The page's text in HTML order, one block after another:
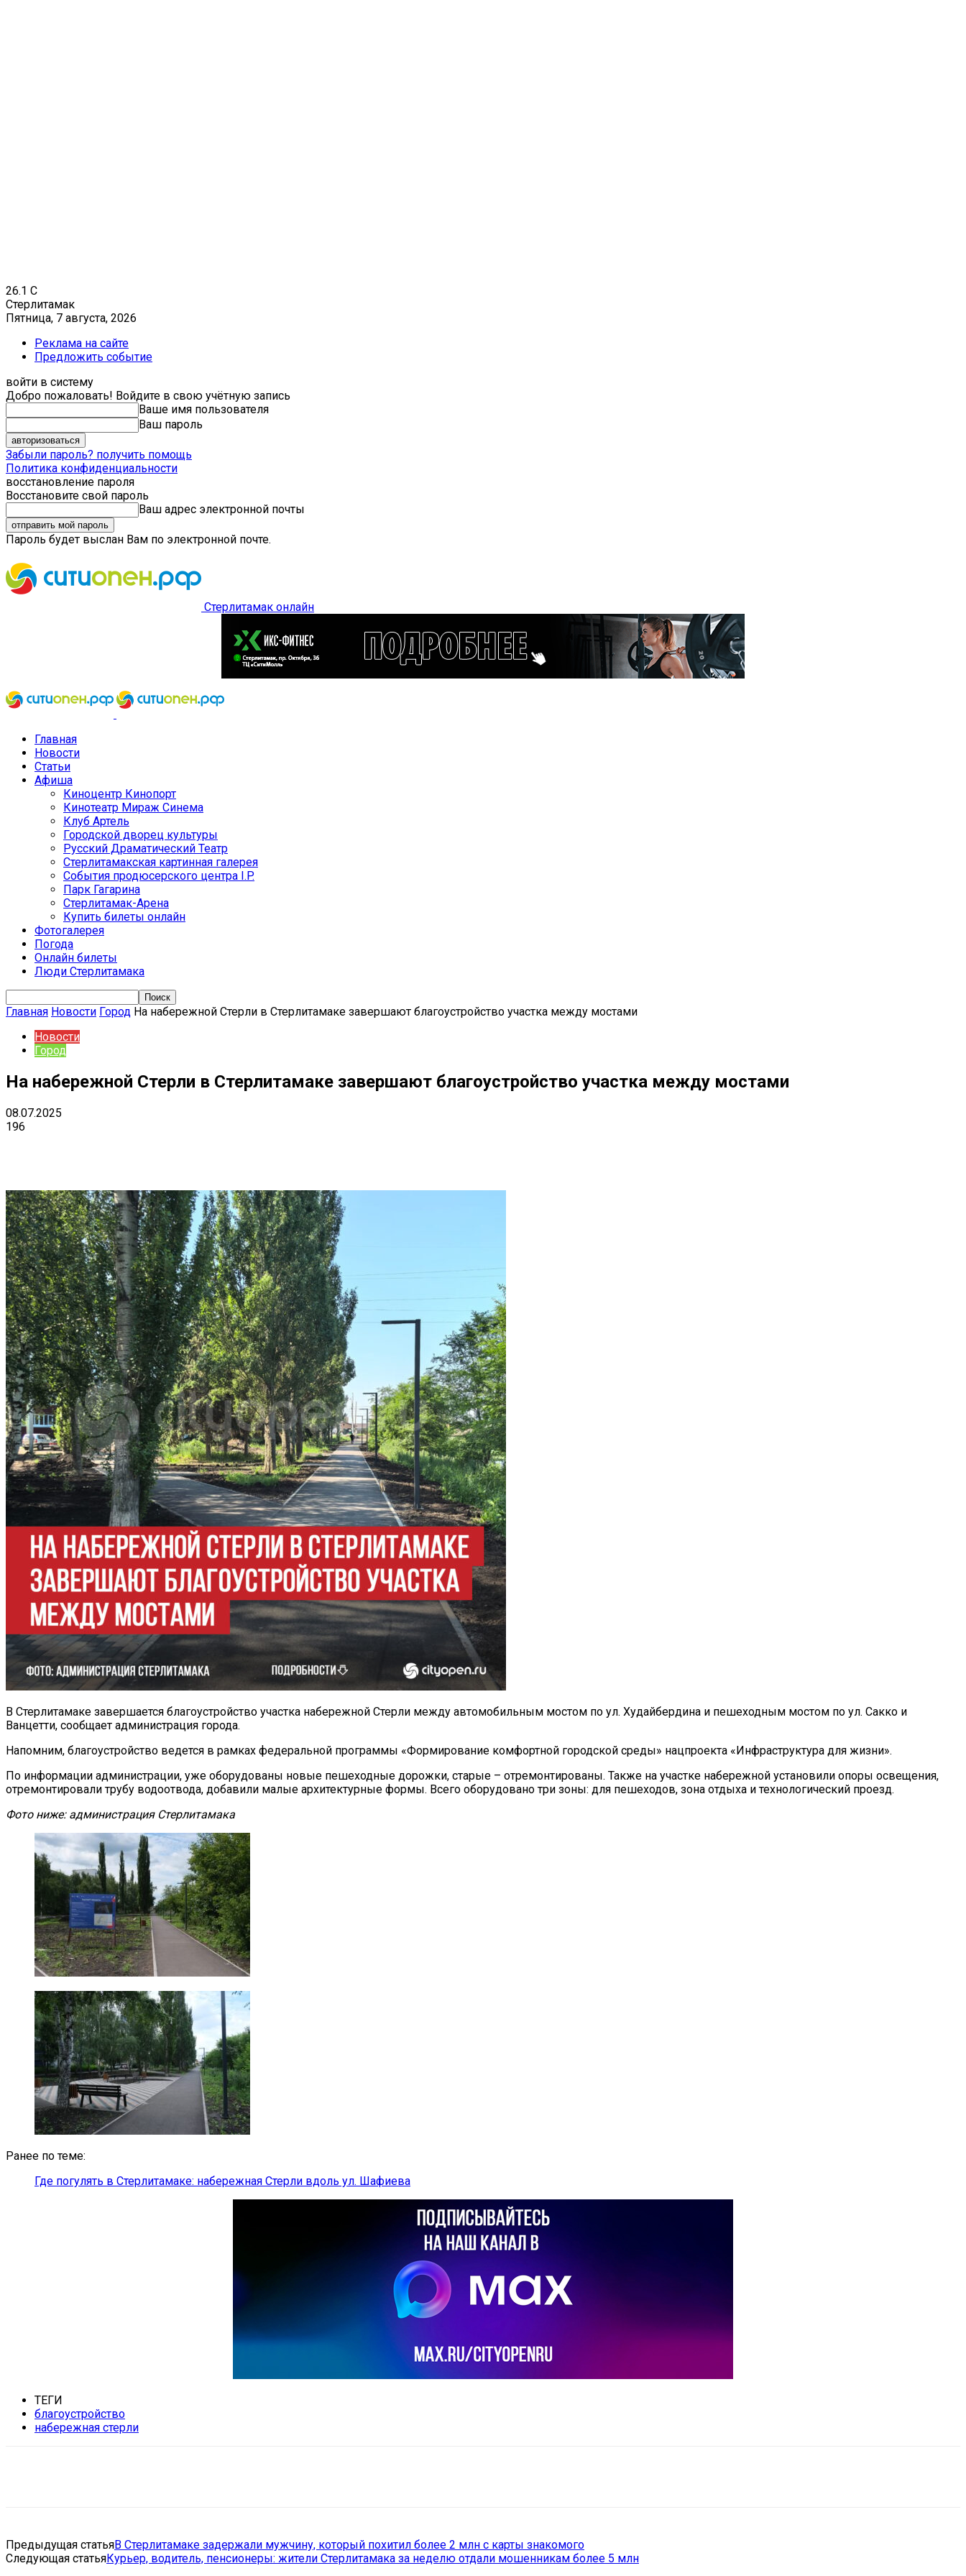
26.1 C
Стерлитамак
Пятница, 7 августа, 2026
Реклама на сайте
Предложить событие
войти в систему
Добро пожаловать! Войдите в свою учётную запись
Ваше имя пользователя
Ваш пароль
Забыли пароль? получить помощь
Политика конфиденциальности
восстановление пароля
Восстановите свой пароль
Ваш адрес электронной почты
Пароль будет выслан Вам по электронной почте.
Стерлитамак онлайн
Главная
Новости
Статьи
Афиша
Киноцентр Кинопорт
Кинотеатр Мираж Синема
Клуб Артель
Городской дворец культуры
Русский Драматический Театр
Стерлитамакская картинная галерея
События продюсерского центра I.P.
Парк Гагарина
Стерлитамак-Арена
Купить билеты онлайн
Фотогалерея
Погода
Онлайн билеты
Люди Стерлитамака
Главная Новости Город На набережной Стерли в Стерлитамаке завершают благоустройство участка между мостами
Новости
Город
На набережной Стерли в Стерлитамаке завершают благоустройство участка между мостами
08.07.2025
196
В Стерлитамаке завершается благоустройство участка набережной Стерли между автомобильным мостом по ул. Худайбердина и пешеходным мостом по ул. Сакко и
Ванцетти, сообщает администрация города.
Напомним, благоустройство ведется в рамках федеральной программы «Формирование комфортной городской среды» нацпроекта «Инфраструктура для жизни».
По информации администрации, уже оборудованы новые пешеходные дорожки, старые – отремонтированы. Также на участке набережной установили опоры освещения,
отремонтировали трубу водоотвода, добавили малые архитектурные формы. Всего оборудовано три зоны: для пешеходов, зона отдыха и технологический проезд.
Фото ниже: администрация Стерлитамака
Ранее по теме:
Где погулять в Стерлитамаке: набережная Стерли вдоль ул. Шафиева
ТЕГИ
благоустройство
набережная стерли
Предыдущая статьяВ Стерлитамаке задержали мужчину, который похитил более 2 млн с карты знакомого
Следующая статьяКурьер, водитель, пенсионеры: жители Стерлитамака за неделю отдали мошенникам более 5 млн